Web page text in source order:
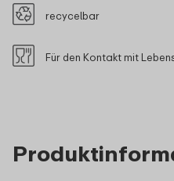
recycelbar
Für den Kontakt mit